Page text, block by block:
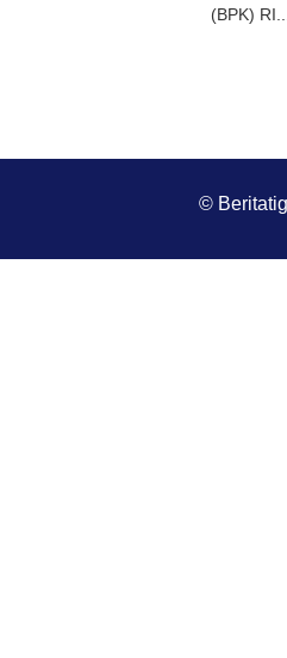
(BPK) RI...
©